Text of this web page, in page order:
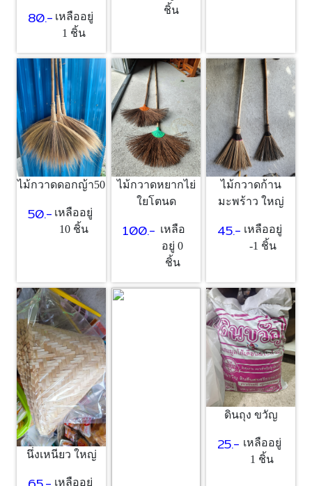
80.- เหลืออยู่
1 ชิ้น
ชิ้น
ไม้กวาดดอกญ้า50
50.- เหลืออยู่
10 ชิ้น
ไม้กวาดหยากไย่
ใยโตนด
100.- เหลือ
อยู่ 0
ชิ้น
ไม้กวาดก้าน
มะพร้าว ใหญ่
45.- เหลืออยู่
-1 ชิ้น
นึ่งเหนียว ใหญ่
เหลืออยู่
ดินถุง ขวัญ
25.- เหลืออยู่
1 ชิ้น